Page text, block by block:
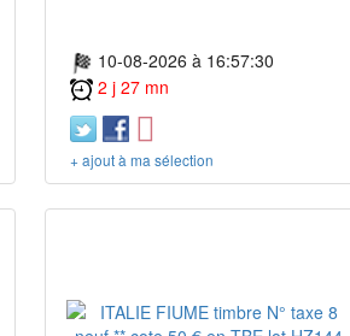
10-08-2026 à 16:57:30
2 j 27 mn
+ ajout à ma sélection